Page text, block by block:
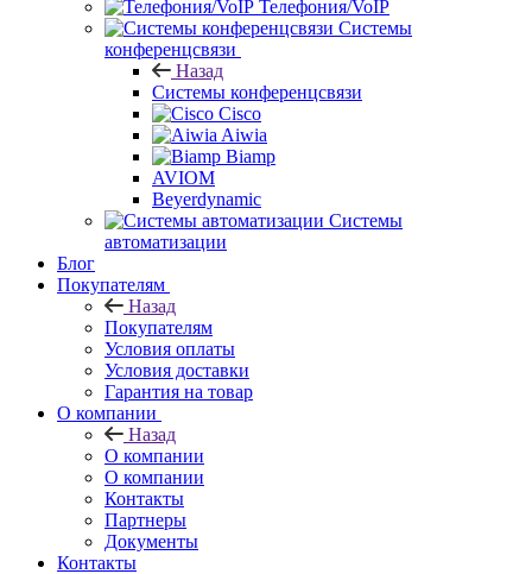
Телефония/VoIP
Системы
конференцсвязи
Назад
Системы конференцсвязи
Cisco
Aiwia
Biamp
AVIOM
Beyerdynamic
Системы
автоматизации
Блог
Покупателям
Назад
Покупателям
Условия оплаты
Условия доставки
Гарантия на товар
О компании
Назад
О компании
О компании
Контакты
Партнеры
Документы
Контакты